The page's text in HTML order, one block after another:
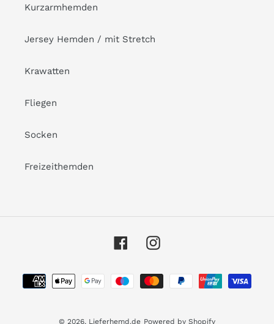
Kurzarmhemden
Jersey Hemden / mit Stretch
Krawatten
Fliegen
Socken
Freizeithemden
FacebookInstagram
Payment
methods
© 2026, Lieferhemd.de Powered by Shopify